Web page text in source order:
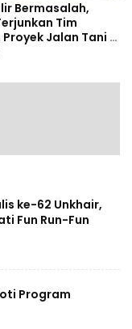
Bermasalah,
Tim
Jalan Tani di
ke-62 Unkhair,
Fun Run-Fun
Program